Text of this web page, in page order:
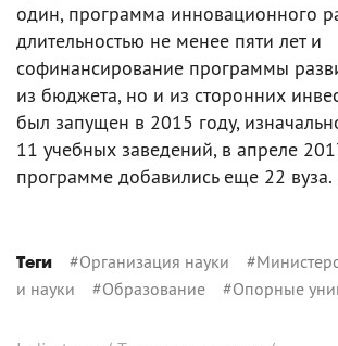
один, программа инновационного
длительностью не менее пяти лет и
софинансирование программы
из бюджета, но и из сторонних
был запущен в 2015 году,
11 учебных заведений, в апреле
программе добавились еще 22 вуза.
Теги #Организация науки #
и науки #Образование #Опорные